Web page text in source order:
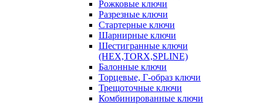
Рожковые ключи
Разрезные ключи
Стартерные ключи
Шарнирные ключи
Шестигранные ключи
(HEX,TORX,SPLINE)
Балонные ключи
Торцевые, Г-образ ключи
Трещоточные ключи
Комбинированные ключи